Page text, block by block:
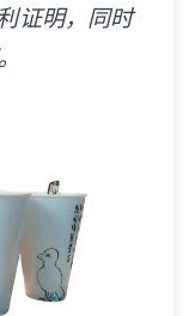
证明，同时